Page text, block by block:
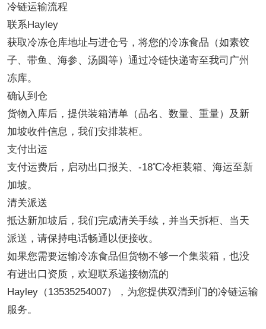
冷链运输流程
联系Hayley
获取冷冻仓库地址与进仓号，将您的冷冻食品（如素饺
子、带鱼、海参、汤圆等）通过冷链快递寄至我司广州
冻库。
确认到仓
货物入库后，提供装箱清单（品名、数量、重量）及新
加坡收件信息，我们安排装柜。
支付出运
支付运费后，启动出口报关、-18℃冷柜装箱、海运至新
加坡。
清关派送
抵达新加坡后，我们完成清关手续，并当天拆柜、当天
派送，请保持电话畅通以便接收。
如果您需要运输冷冻食品但货物不够一个集装箱，也没
有进出口资质，欢迎联系递接物流的
Hayley（13535254007），为您提供双清到门的冷链运输
服务。